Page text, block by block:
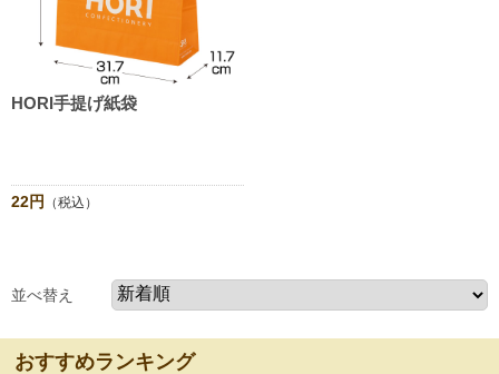
HORI手提げ紙袋
22円 （税込）
並べ替え
おすすめランキング